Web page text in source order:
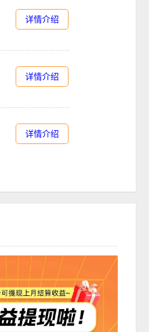
详情介绍
详情介绍
详情介绍